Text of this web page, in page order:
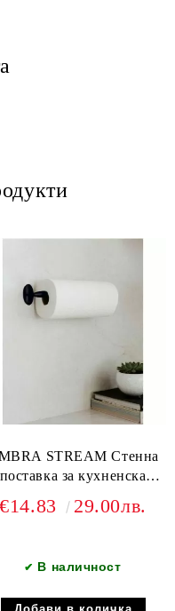
STREAM Стенна
поставка за кухненска
€14.83 29.00лв.
✔ В наличност